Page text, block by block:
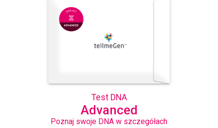
Test DNA
Advanced
Poznaj swoje DNA w szczegółach